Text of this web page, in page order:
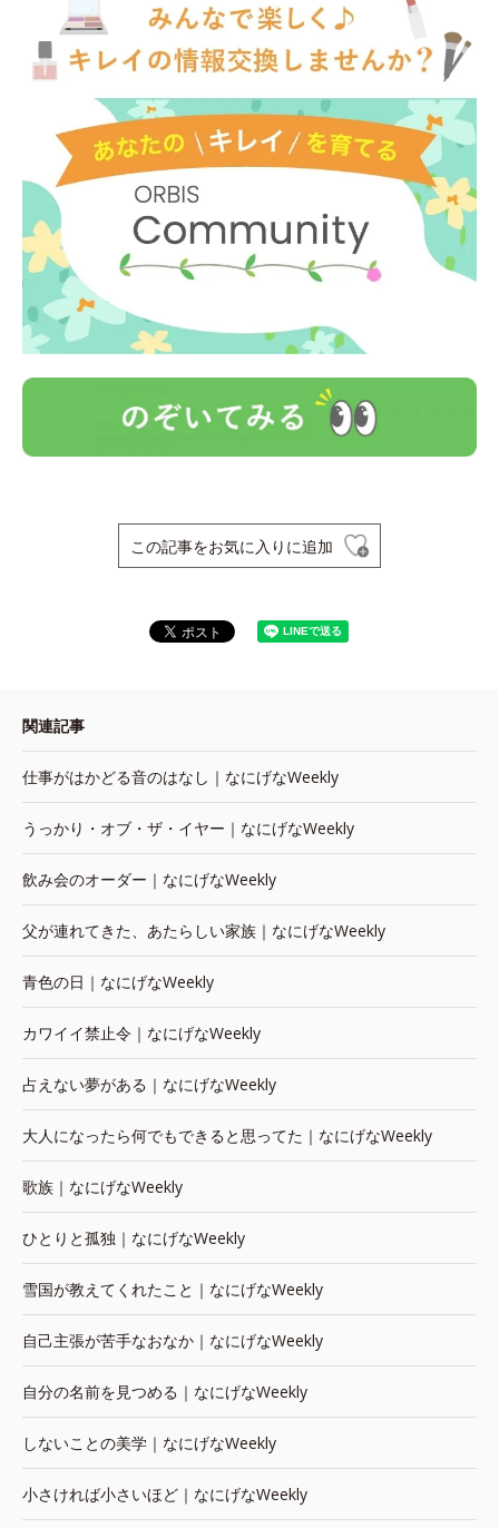
この記事をお気に入りに追加
関連記事
仕事がはかどる音のはなし｜なにげなWeekly
うっかり・オブ・ザ・イヤー｜なにげなWeekly
飲み会のオーダー｜なにげなWeekly
父が連れてきた、あたらしい家族｜なにげなWeekly
青色の日｜なにげなWeekly
カワイイ禁止令｜なにげなWeekly
占えない夢がある｜なにげなWeekly
大人になったら何でもできると思ってた｜なにげなWeekly
歌族｜なにげなWeekly
ひとりと孤独｜なにげなWeekly
雪国が教えてくれたこと｜なにげなWeekly
自己主張が苦手なおなか｜なにげなWeekly
自分の名前を見つめる｜なにげなWeekly
しないことの美学｜なにげなWeekly
小さければ小さいほど｜なにげなWeekly